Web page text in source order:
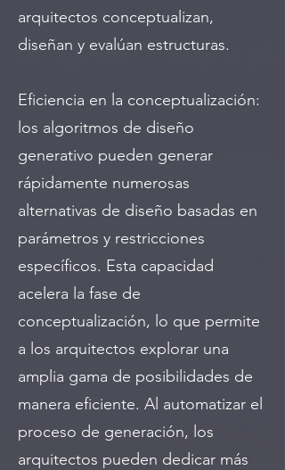
arquitectos conceptualizan,
diseñan y evalúan estructuras.
Eficiencia en la conceptualización:
los algoritmos de diseño
generativo pueden generar
rápidamente numerosas
alternativas de diseño basadas en
parámetros y restricciones
específicos. Esta capacidad
acelera la fase de
conceptualización, lo que permite
a los arquitectos explorar una
amplia gama de posibilidades de
manera eficiente. Al automatizar el
proceso de generación, los
arquitectos pueden dedicar más